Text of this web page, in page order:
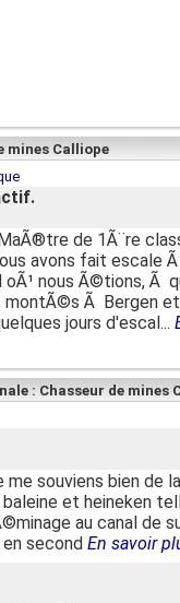
mines Calliope
de 1Ã¨re
avons fait escale
nous Ã©tions, Ã
montÃ©s Ã Bergen
jours d'escal...
: Chasseur de mines
me souviens bien
et heineken
au canal de
second En savoir